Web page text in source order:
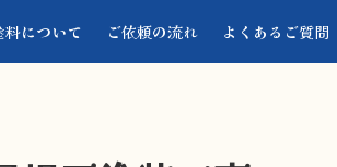
料について ご依頼の流れ よくあるご質問